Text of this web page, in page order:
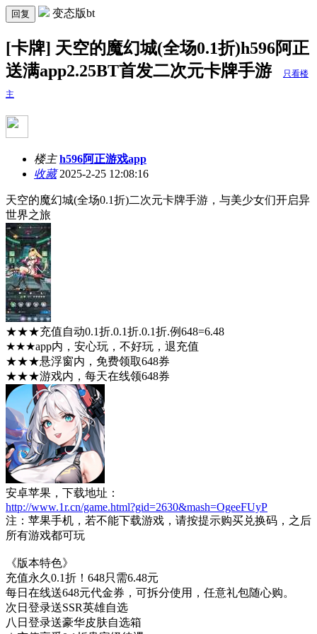
回复 变态版bt
[卡牌] 天空的魔幻城(全场0.1折)h596阿正
送满app2.25BT首发二次元卡牌手游
只看楼
主
楼主 h596阿正游戏app
收藏2025-2-25 12:08:16
天空的魔幻城(全场0.1折)二次元卡牌手游，与美少女们开启异
世界之旅
★★★充值自动0.1折.0.1折.0.1折.例648=6.48
★★★app内，安心玩，不好玩，退充值
★★★悬浮窗内，免费领取648券
★★★游戏内，每天在线领648券
安卓苹果，下载地址：
http://www.1r.cn/game.html?gid=2630&mash=OgeeFUyP
注：苹果手机，若不能下载游戏，请按提示购买兑换码，之后
所有游戏都可玩
《版本特色》
充值永久0.1折！648只需6.48元
每日在线送648元代金券，可拆分使用，任意礼包随心购。
次日登录送SSR英雄自选
八日登录送豪华皮肤自选箱